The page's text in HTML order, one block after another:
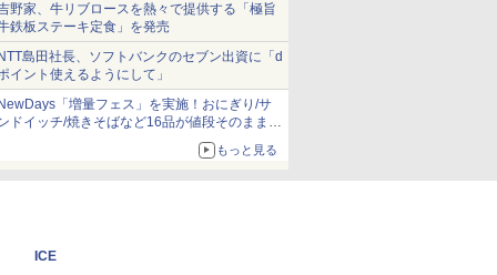
野家、牛リブロースを熱々で提供する「極旨
鉄板ステーキ定食」を発売
島田社長、ソフトバンクのセブン出資に「d
イント使えるようにして」
「増量フェス」を実施！おにぎり/サ
ドイッチ/焼きそばなど16品が値段そのままで
もっと見る
ICE